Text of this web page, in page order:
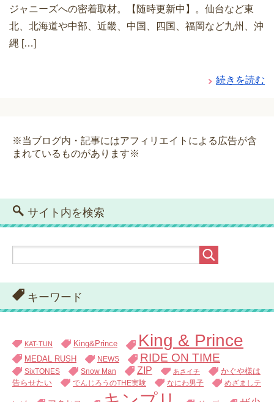
ジャニーズへの密着取材。【随時更新中】。仙台など東
北、北海道や中部、近畿、中国、四国、福岡など九州、沖
縄 […]
続きを読む
※当ブログ内・記事にはアフィリエイトによる広告が含
まれているものがあります※
サイト内を検索
キーワード
KAT-TUN King&Prince King & Prince
MEDAL RUSH NEWS RIDE ON TIME
SixTONES Snow Man ZIP あさイチ
かぐや様は
告らせたい
でんじろうのTHE実験 なにわ男子 めざましテ